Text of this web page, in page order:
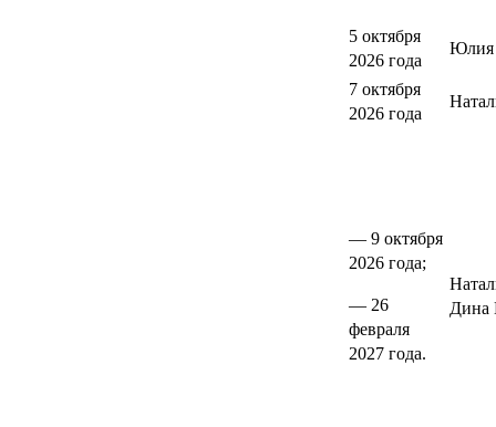
5 октября
2026 года
Юлия
7 октября
2026 года
— 9 октября
2026 года;
— 26
февраля
2027 года.
Дина